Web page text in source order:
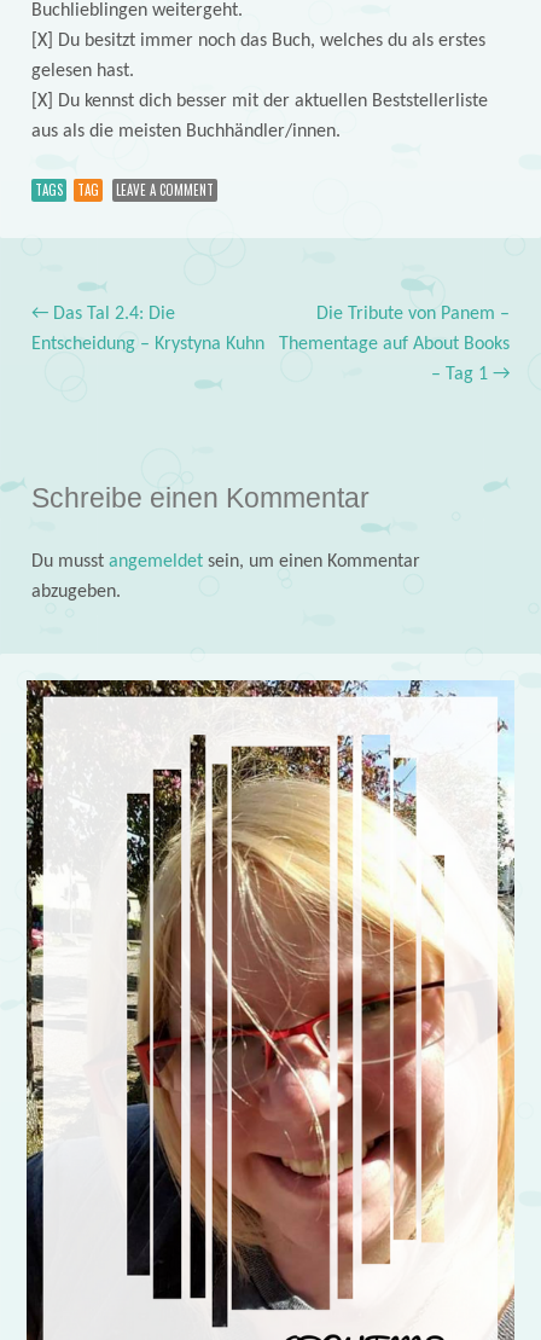
Buchlieblingen weitergeht.
[X] Du besitzt immer noch das Buch, welches du als erstes
gelesen hast.
[X] Du kennst dich besser mit der aktuellen Beststellerliste
aus als die meisten Buchhändler/innen.
TAGS TAG LEAVE A COMMENT
Post navigation
←Das Tal 2.4: Die
Entscheidung – Krystyna Kuhn
Die Tribute von Panem –
Thementage auf About Books
– Tag 1→
Schreibe einen Kommentar
Du musst angemeldetsein, um einen Kommentar
abzugeben.